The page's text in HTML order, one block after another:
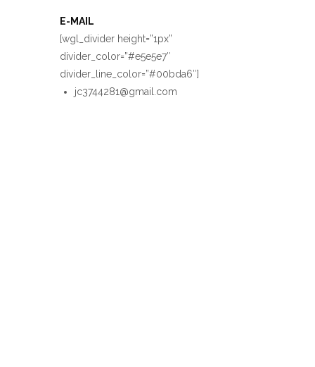
E-MAIL
[wgl_divider height=”1px”
divider_color=”#e5e5e7″
divider_line_color=”#00bda6″]
jc3744281@gmail.com